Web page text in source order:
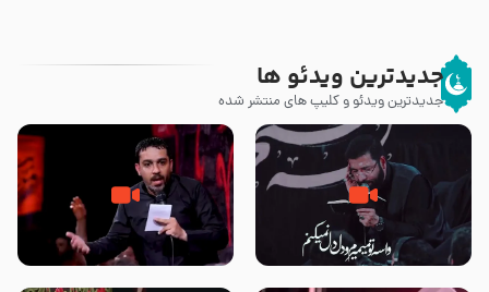
جدیدترین ویدئو ها
جدیدترین ویدئو و کلیپ های منتشر شده
مصداق کربلا – حاج حسین سیب
سرخی
شور ، حسینا! به‌ حق زهرا «أُنْظُرْ
إِلَینا» – عزاداری شب هفتم ماه